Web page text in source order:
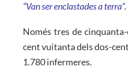
“Van ser enclastades a terra”.
Només tres de
cent vuitanta dels dos-
1.780 infermeres.